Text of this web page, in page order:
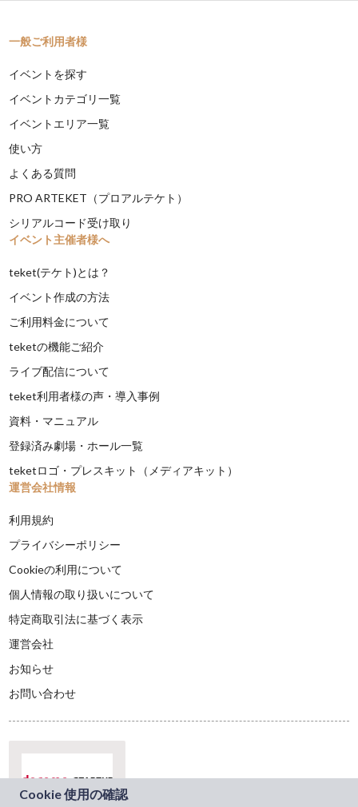
一般ご利用者様
イベントを探す
イベントカテゴリ一覧
イベントエリア一覧
使い方
よくある質問
PRO ARTEKET（プロアルテケト）
シリアルコード受け取り
イベント主催者様へ
teket(テケト)とは？
イベント作成の方法
ご利用料金について
teketの機能ご紹介
ライブ配信について
teket利用者様の声・導入事例
資料・マニュアル
登録済み劇場・ホール一覧
teketロゴ・プレスキット（メディアキット）
運営会社情報
利用規約
プライバシーポリシー
Cookieの利用について
個人情報の取り扱いについて
特定商取引法に基づく表示
運営会社
お知らせ
お問い合わせ